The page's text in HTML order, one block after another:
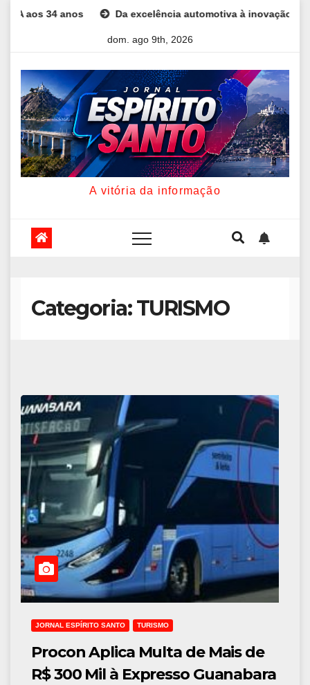
SkipDa excelência automotiva à inovação digital: a trajetória
dom. ago 9th, 2026
A vitória da informação
Categoria:TURISMO
JORNAL ESPÍRITO SANTO TURISMO
Procon Aplica Multa de Mais de
R$ 300 Mil à Expresso Guanabara